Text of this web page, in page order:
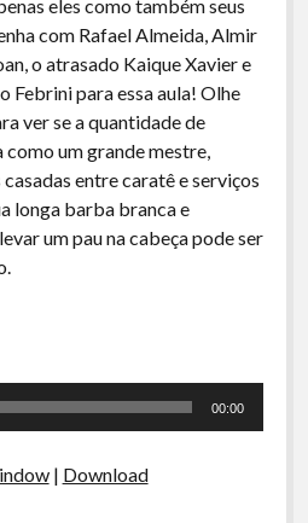
eles como também seus
com Rafael Almeida, Almir
o atrasado Kaique Xavier e
Febrini para essa aula! Olhe
ver se a quantidade de
um grande mestre,
entre caratê e serviços
longa barba branca e
um pau na cabeça pode ser
00:00
| Download